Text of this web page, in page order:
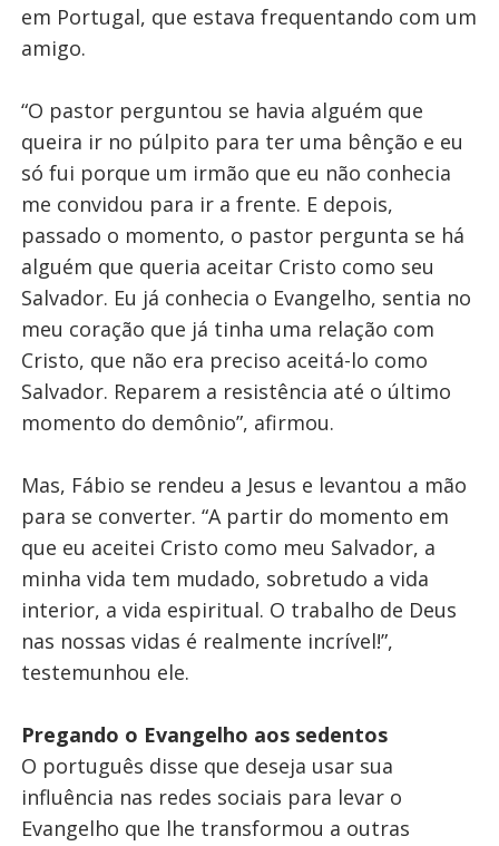
em Portugal, que estava frequentando com um
amigo.
“O pastor perguntou se havia alguém que
queira ir no púlpito para ter uma bênção e eu
só fui porque um irmão que eu não conhecia
me convidou para ir a frente. E depois,
passado o momento, o pastor pergunta se há
alguém que queria aceitar Cristo como seu
Salvador. Eu já conhecia o Evangelho, sentia no
meu coração que já tinha uma relação com
Cristo, que não era preciso aceitá-lo como
Salvador. Reparem a resistência até o último
momento do demônio”, afirmou.
Mas, Fábio se rendeu a Jesus e levantou a mão
para se converter. “A partir do momento em
que eu aceitei Cristo como meu Salvador, a
minha vida tem mudado, sobretudo a vida
interior, a vida espiritual. O trabalho de Deus
nas nossas vidas é realmente incrível!”,
testemunhou ele.
Pregando o Evangelho aos sedentos
O português disse que deseja usar sua
influência nas redes sociais para levar o
Evangelho que lhe transformou a outras